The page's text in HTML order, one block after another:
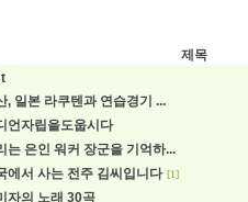
제목
, 일본 라쿠텐과 연습경기 ...
언자립을도웁시다
는 은인 워커 장군을 기억하...
에서 사는 전주 김씨입니다 [1]
자의 노래 30곡